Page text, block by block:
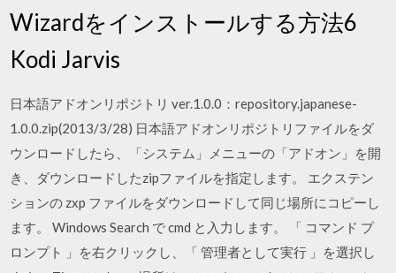
Wizardをインストールする方法6
Kodi Jarvis
日本語アドオンリポジトリ ver.1.0.0：repository.japanese-
1.0.0.zip(2013/3/28) 日本語アドオンリポジトリファイルをダ
ウンロードしたら、「システム」メニューの「アドオン」を開
き、ダウンロードしたzipファイルを指定します。 エクステン
ションの zxp ファイルをダウンロードして同じ場所にコピーし
ます。 Windows Search で cmd と入力します。 「 コマンド プ
ロンプト 」を右クリックし、「 管理者として実行 」を選択し